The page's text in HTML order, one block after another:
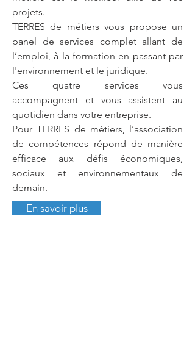
projets.
TERRES de métiers vous propose un
panel de services complet allant de
l’emploi, à la formation en passant par
l'environnement et le juridique.
Ces quatre services vous
accompagnent et vous assistent au
quotidien dans votre entreprise.
Pour TERRES de métiers, l’association
de compétences répond de manière
efficace aux défis économiques,
sociaux et environnementaux de
demain.
En savoir plus